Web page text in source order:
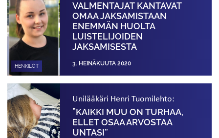
HENKILÖT
VALMENTAJAT KANTAVAT
OMAA JAKSAMISTAAN
ENEMMÄN HUOLTA
LUISTELIJOIDEN
JAKSAMISESTA
3. HEINÄKUUTA 2020
Unilääkäri Henri Tuomilehto:
”KAIKKI MUU ON TURHAA,
ELLET OSAA ARVOSTAA
UNTASI”